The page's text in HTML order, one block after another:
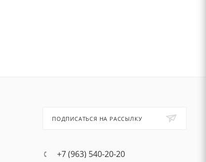
ПОДПИСАТЬСЯ НА РАССЫЛКУ
+7 (963) 540-20-20